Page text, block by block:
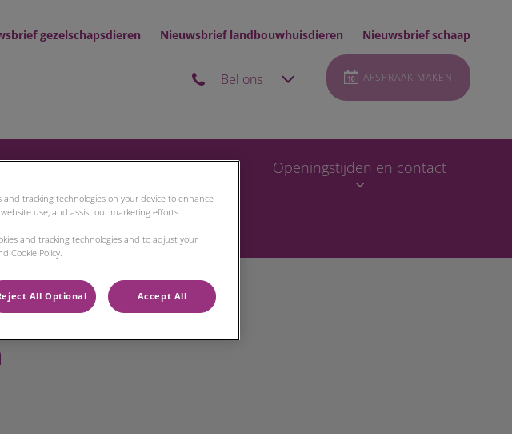
gezelschapsdieren Nieuwsbrief landbouwhuisdieren Nieuwsbrief schaap
Bel ons AFSPRAAK MAKEN
Openingstijden en contact
and tracking technologies on your device to enhance
use, and assist our marketing efforts.
and tracking technologies and to adjust your
Cookie Policy.
All Optional Accept All